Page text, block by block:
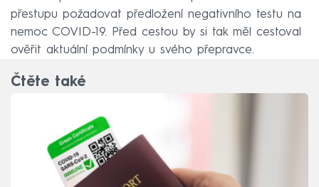
přestupu požadovat předložení negativního testu na
nemoc COVID-19. Před cestou by si tak měl cestoval
ověřit aktuální podmínky u svého přepravce.
Čtěte také